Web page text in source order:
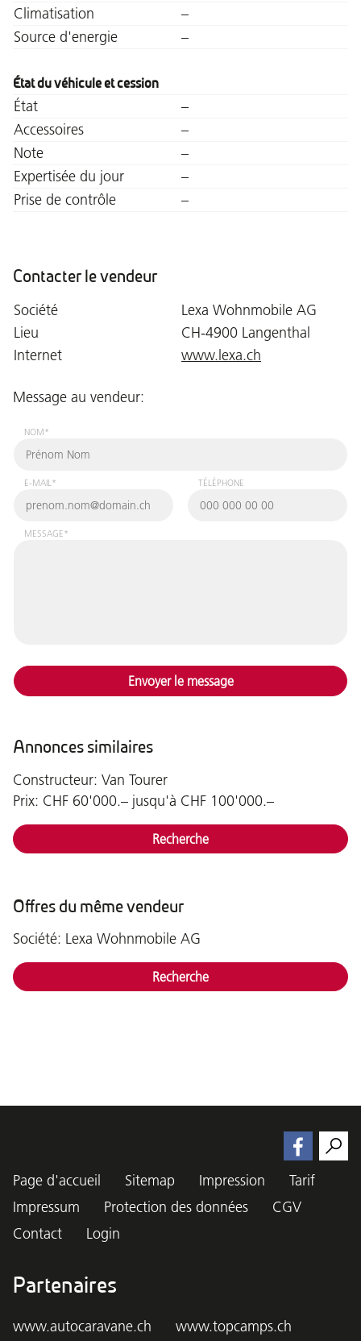
Climatisation
–
Source d'energie
–
État du véhicule et cession
État
–
Accessoires
–
Note
–
Expertisée du jour
–
Prise de contrôle
–
Contacter le vendeur
Société
Lexa Wohnmobile AG
Lieu
CH-4900 Langenthal
Internet
www.lexa.ch
Message au vendeur:
NOM*
E-MAIL* TÉLÉPHONE
MESSAGE*
Envoyer le message
Annonces similaires
Constructeur: Van Tourer
Prix: CHF 60'000.– jusqu'à CHF 100'000.–
Recherche
Offres du même vendeur
Société: Lexa Wohnmobile AG
Recherche
Page d'accueil Sitemap Impression
Tarif
Impressum
Protection des données
CGV
Contact
Login
Partenaires
www.autocaravane.ch www.topcamps.ch